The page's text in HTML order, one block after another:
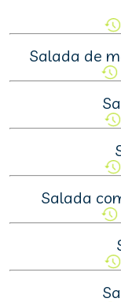
Salada de
Salada